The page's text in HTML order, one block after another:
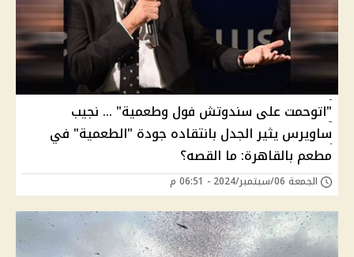
"اتوحمت على سندوتش فول وطعمية" ... نجيب
ساويرس يثير الجدل بانتقاده جودة "الطعمية" في
مطعم بالقاهرة: ما القصه؟
الجمعة 06/سبتمبر/2024 - 06:51 م